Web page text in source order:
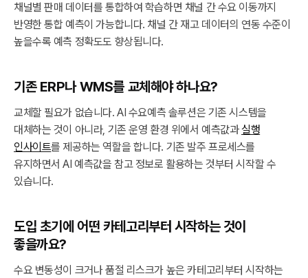
채널별 판매 데이터를 통합하여 학습하면 채널 간 수요 이동까지
반영한 통합 예측이 가능합니다. 채널 간 재고 데이터의 연동 수준이
높을수록 예측 정확도도 향상됩니다.
기존 ERP나 WMS를 교체해야 하나요?
교체할 필요가 없습니다. AI 수요예측 솔루션은 기존 시스템을
대체하는 것이 아니라, 기존 운영 환경 위에서 예측값과실행
인사이트를 제공하는 역할을 합니다. 기존 발주 프로세스를
유지하면서 AI 예측값을 참고 정보로 활용하는 것부터 시작할 수
있습니다.
도입 초기에 어떤 카테고리부터 시작하는 것이
좋을까요?
수요 변동성이 크거나 품절 리스크가 높은 카테고리부터 시작하는